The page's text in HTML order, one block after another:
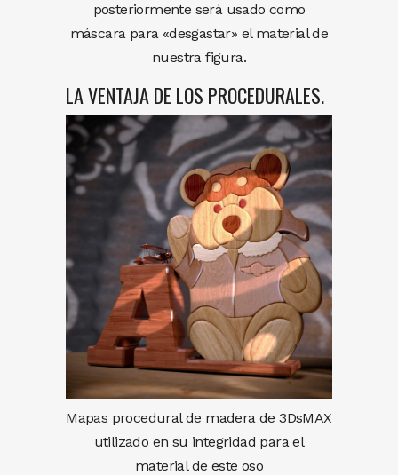
posteriormente será usado como
máscara para «desgastar» el material de
nuestra figura.
LA VENTAJA DE LOS PROCEDURALES.
Mapas procedural de madera de 3DsMAX
utilizado en su integridad para el
material de este oso